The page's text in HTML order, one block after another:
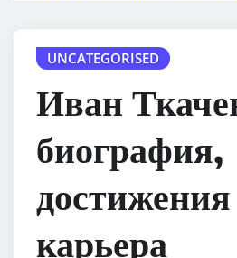
UNCATEGORISED
Иван
биография,
карьера